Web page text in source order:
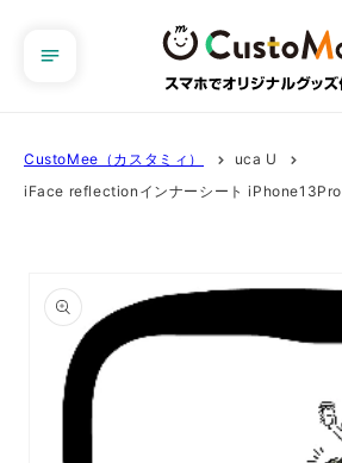
進む
CustoMee（カスタミィ）
uca U
iFace reflectionインナーシート iPhone13Pro
報にス
キップ